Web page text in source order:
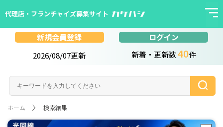
代理店・フランチャイズ募集サイト
新規会員登録
2026/08/07更新
ログイン
新着・更新数40件
ホーム 検索結果